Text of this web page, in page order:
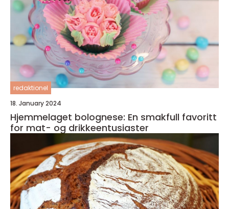
redaktionel
18. January 2024
Hjemmelaget bolognese: En smakfull favoritt
for mat- og drikkeentusiaster